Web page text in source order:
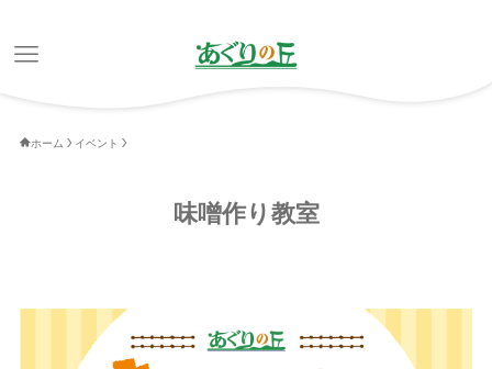
ホーム イベント
味噌作り教室